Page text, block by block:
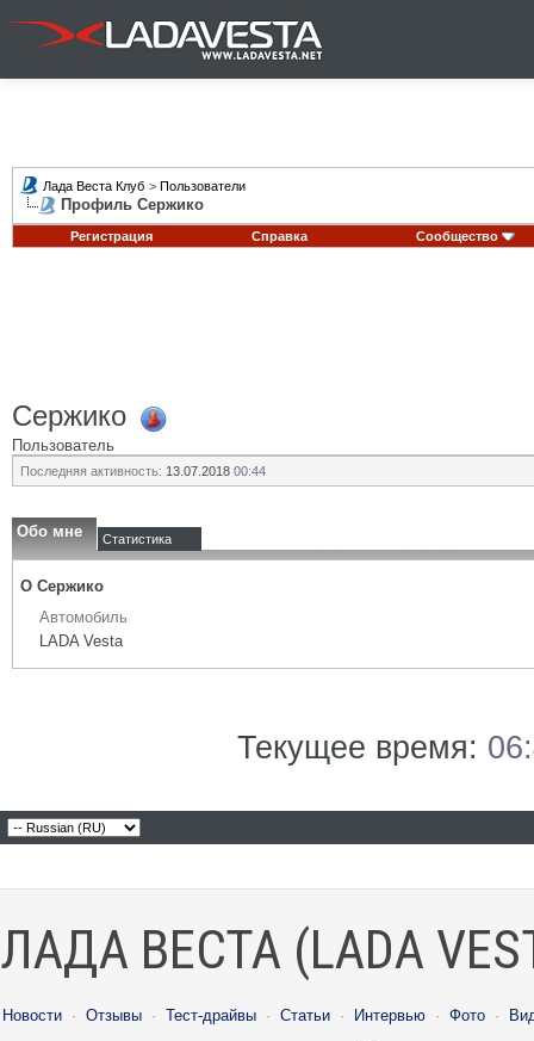
Лада Веста Клуб > Пользователи
Профиль Сержико
Регистрация Справка Сообщество
Сержико
Пользователь
Последняя активность: 13.07.2018 00:44
Обо мне Статистика
О Сержико
Автомобиль
LADA Vesta
Текущее время:
ЛАДА ВЕСТА (LADA
Новости · Отзывы · Тест-драйвы · Статьи · Интервью · Фото ·